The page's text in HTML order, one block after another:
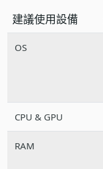
建議使用設備
OS
CPU & GPU
RAM